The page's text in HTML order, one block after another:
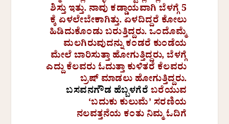
ಶಿಸ್ತು ಇತ್ತು. ನಾವು ಕಡ್ಡಾಯವಾಗಿ ಬೆಳಗ್ಗೆ 5
ಕ್ಕೆ ಏಳಲೇಬೇಕಾಗಿತ್ತು. ಏಳದಿದ್ದರೆ ಕೋಲು
ಹಿಡಿದುಕೊಂಡು ಬರುತ್ತಿದ್ದರು. ಒಂದೊಮ್ಮೆ
ಮಲಗಿರುವುದನ್ನು ಕಂಡರೆ ಕುಂಡೆಯ
ಮೇಲೆ ಬಾರಿಸುತ್ತಾ ಹೋಗುತ್ತಿದ್ದರು, ಬೆಳಗ್ಗೆ
ಎದ್ದು ಕೆಲವರು ಓದುತ್ತಾ ಕುಳಿತರೆ ಕೆಲವರು
ಬ್ರಷ್ ಮಾಡಲು ಹೋಗುತ್ತಿದ್ದರು.
ಬಸವನಗೌಡ ಹೆಬ್ಬಳಗೆರೆ ಬರೆಯುವ
‘ಬದುಕು ಕುಲುಮೆʼ ಸರಣಿಯ
ನಲವತ್ತನೆಯ ಕಂತು ನಿಮ್ಮ ಓದಿಗೆ